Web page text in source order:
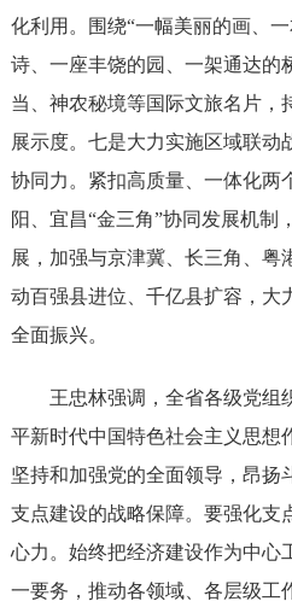
化利用。围绕“一幅美丽的画、
诗、一座丰饶的园、一架通达的
当、神农秘境等国际文旅名片，
展示度。七是大力实施区域联动
协同力。紧扣高质量、一体化两
阳、宜昌“金三角”协同发展机制
展，加强与京津冀、长三角、粤
动百强县进位、千亿县扩容，大
全面振兴。
王忠林强调，全省各级党组
平新时代中国特色社会主义思想
坚持和加强党的全面领导，昂扬
支点建设的战略保障。要强化支
心力。始终把经济建设作为中心
一要务，推动各领域、各层级工